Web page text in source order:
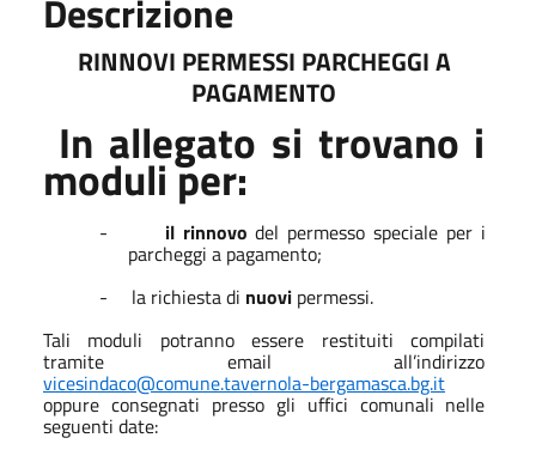
Descrizione
RINNOVI PERMESSI PARCHEGGI A
PAGAMENTO
In allegato si trovano i
moduli per:
- il rinnovo del permesso speciale per i
parcheggi a pagamento;
-
la richiesta di nuovi permessi.
Tali moduli potranno essere restituiti compilati
tramite email all’indirizzo
vicesindaco@comune.tavernola-bergamasca.bg.it
oppure consegnati presso gli uffici comunali nelle
seguenti date: